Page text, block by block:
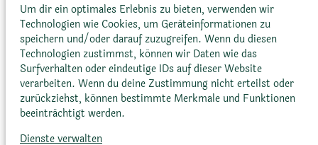
Um dir ein optimales Erlebnis zu bieten, verwenden wir
Technologien wie Cookies, um Geräteinformationen zu
speichern und/oder darauf zuzugreifen. Wenn du diesen
Technologien zustimmst, können wir Daten wie das
Surfverhalten oder eindeutige IDs auf dieser Website
verarbeiten. Wenn du deine Zustimmung nicht erteilst oder
zurückziehst, können bestimmte Merkmale und Funktionen
beeinträchtigt werden.
Dienste verwalten
spezialisierter Strukturen wie Dornen oder
Haare zur Reduzierung von Wasserverlusten.